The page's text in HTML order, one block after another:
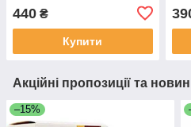
440 ₴
Купити
Акційні пропозиції та
–15%